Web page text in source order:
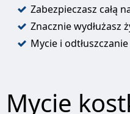
Zabezpieczasz całą
Znacznie
Mycie i
Mycie